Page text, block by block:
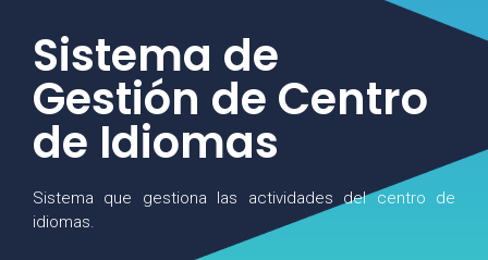
Sistema de
Gestión de Centro
de Idiomas
Sistema que gestiona las actividades del centro de
idiomas.